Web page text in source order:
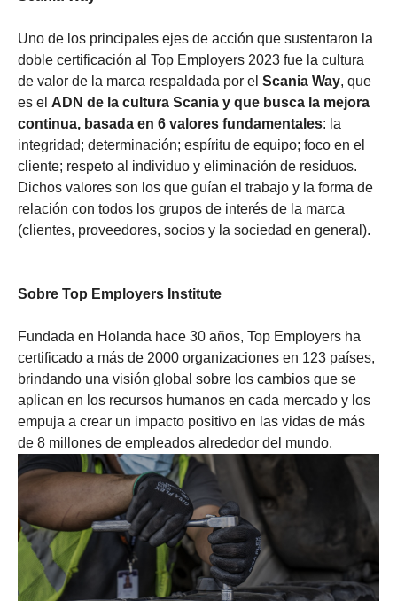
Uno de los principales ejes de acción que sustentaron la
doble certificación al Top Employers 2023 fue la cultura
de valor de la marca respaldada por el Scania Way, que
es el ADN de la cultura Scania y que busca la mejora
continua, basada en 6 valores fundamentales: la
integridad; determinación; espíritu de equipo; foco en el
cliente; respeto al individuo y eliminación de residuos.
Dichos valores son los que guían el trabajo y la forma de
relación con todos los grupos de interés de la marca
(clientes, proveedores, socios y la sociedad en general).
Sobre Top Employers Institute
Fundada en Holanda hace 30 años, Top Employers ha
certificado a más de 2000 organizaciones en 123 países,
brindando una visión global sobre los cambios que se
aplican en los recursos humanos en cada mercado y los
empuja a crear un impacto positivo en las vidas de más
de 8 millones de empleados alrededor del mundo.